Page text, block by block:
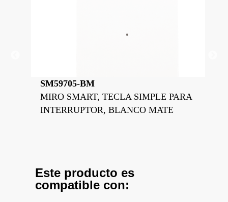
SM59705-BM
MIRO SMART, TECLA SIMPLE PARA
INTERRUPTOR, BLANCO MATE
Este producto es
compatible con: